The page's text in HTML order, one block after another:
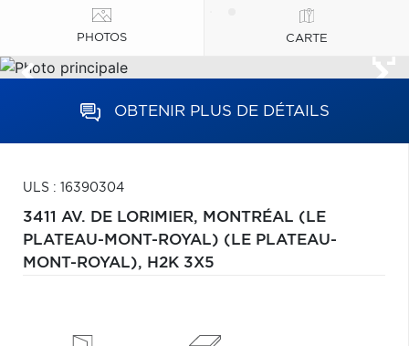
PHOTOS CARTE
OBTENIR PLUS DE DÉTAILS
ULS : 16390304
3411 AV. DE LORIMIER, MONTRÉAL (LE
PLATEAU-MONT-ROYAL) (LE PLATEAU-
MONT-ROYAL), H2K 3X5